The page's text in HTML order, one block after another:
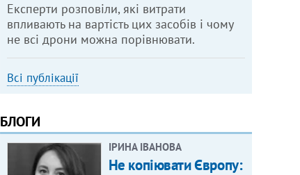
Експерти розповіли, які витрати
впливають на вартість цих засобів і чому
не всі дрони можна порівнювати.
Всі публікації
БЛОГИ
ІРИНА ІВАНОВА
Не копіювати Європу: